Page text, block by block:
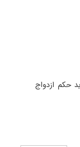
حکم ازدواج